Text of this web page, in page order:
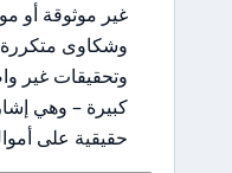
غير موثوقة أو
وشكاوى متكررة
وتحقيقات غير
كبيرة – وهي
حقيقية على أموال